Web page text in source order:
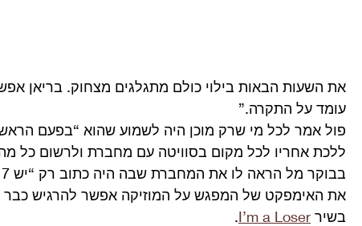
את השעות הבאות בילוי כולם מתגלגים מצחוק. בריאן
עומד על התקרה.”
פול אמר לכל מי שרק מוכן היה לשמוע שהוא “בפעם
ללכת אחריו לכל מקום בסוויטה עם מחברת ולרשום כל
בבוקר מל הראה לו את המחברת שבה היה כתוב רק “יש 7 רמות!”…
את האימפקט של המפגש על המוזיקה אפשר להרגיש
בשיר I’m a Loser
.